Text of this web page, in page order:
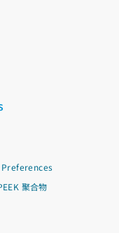
Preferences
聚合物